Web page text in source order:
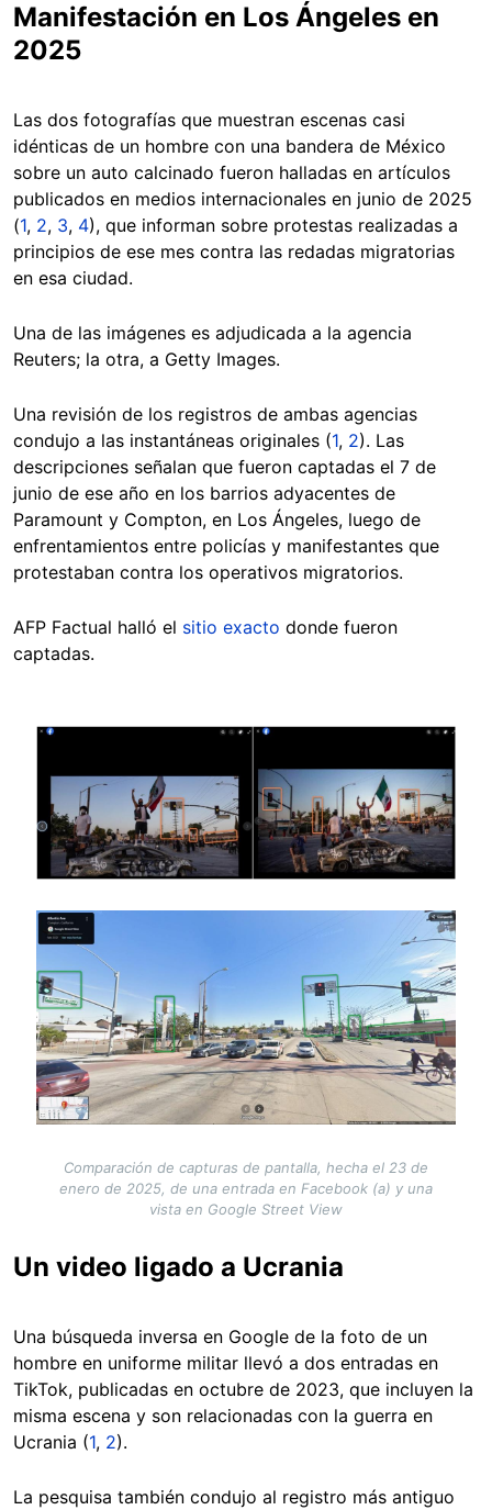
Manifestación en Los Ángeles en
2025
Las dos fotografías que muestran escenas casi
idénticas de un hombre con una bandera de México
sobre un auto calcinado fueron halladas en artículos
publicados en medios internacionales en junio de 2025
(1, 2, 3, 4), que informan sobre protestas realizadas a
principios de ese mes contra las redadas migratorias
en esa ciudad.
Una de las imágenes es adjudicada a la agencia
Reuters; la otra, a Getty Images.
Una revisión de los registros de ambas agencias
condujo a las instantáneas originales (1, 2). Las
descripciones señalan que fueron captadas el 7 de
junio de ese año en los barrios adyacentes de
Paramount y Compton, en Los Ángeles, luego de
enfrentamientos entre policías y manifestantes que
protestaban contra los operativos migratorios.
AFP Factual halló el sitio exacto donde fueron
captadas.
Image
Image
Comparación de capturas de pantalla, hecha el 23 de
enero de 2025, de una entrada en Facebook (a) y una
vista en Google Street View
Un video ligado a Ucrania
Una búsqueda inversa en Google de la foto de un
hombre en uniforme militar llevó a dos entradas en
TikTok, publicadas en octubre de 2023, que incluyen la
misma escena y son relacionadas con la guerra en
Ucrania (1, 2).
La pesquisa también condujo al registro más antiguo